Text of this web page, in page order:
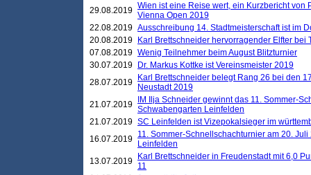
29.08.2019 Wien ist eine Reise wert, ein Kurzbericht von
Vienna Open 2019
22.08.2019 Ausschreibung 14. Stadtmeisterschaft ist im
20.08.2019
Karl Brettschneider hervorragender Elfter bei
07.08.2019 Wenig Teilnehmer beim August Blitzturnier
30.07.2019
Dr. Markus Kottke ist Vereinsmeister 2019
28.07.2019
Karl Brettschneider belegt Rang 26 bei den
Neustadt 2019
21.07.2019
IM Ilja Schneider gewinnt das 11. Sommer-
Schwabengarten Leinfelden
21.07.2019 SC Leinfelden ist Vizepokalsieger im
16.07.2019 11. Sommer-Schnellschachturnier am 20.
Leinfelden
13.07.2019
Karl Brettschneider in Freudenstadt mit 6,0
11